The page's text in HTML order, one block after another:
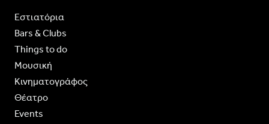
Εστιατόρια
Bars & Clubs
Things to do
Moυσική
Κινηματογράφος
Θέατρο
Events